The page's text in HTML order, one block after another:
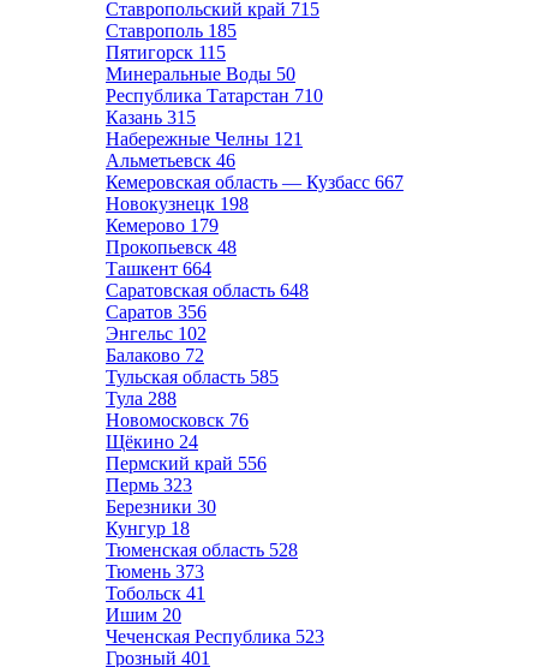
Ставропольский край 715
Ставрополь 185
Пятигорск 115
Минеральные Воды 50
Республика Татарстан 710
Казань 315
Набережные Челны 121
Альметьевск 46
Кемеровская область — Кузбасс 667
Новокузнецк 198
Кемерово 179
Прокопьевск 48
Ташкент 664
Саратовская область 648
Саратов 356
Энгельс 102
Балаково 72
Тульская область 585
Тула 288
Новомосковск 76
Щёкино 24
Пермский край 556
Пермь 323
Березники 30
Кунгур 18
Тюменская область 528
Тюмень 373
Тобольск 41
Ишим 20
Чеченская Республика 523
Грозный 401